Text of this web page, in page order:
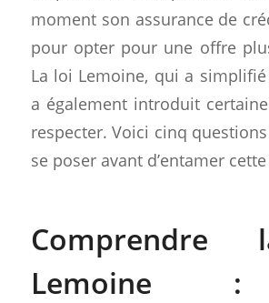
moment son assurance de
pour opter pour une offre
La loi Lemoine, qui a simplifié
a également introduit
respecter. Voici cinq
se poser avant d’entamer
Lemoine